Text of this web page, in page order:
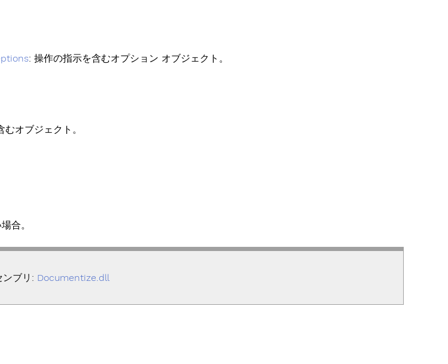
: 操作の指示を含むオプション オブジェクト。
オブジェクト。
合。
ンブリ: Documentize.dll